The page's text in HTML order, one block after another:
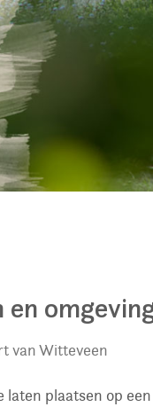
van Witteveen
laten plaatsen op